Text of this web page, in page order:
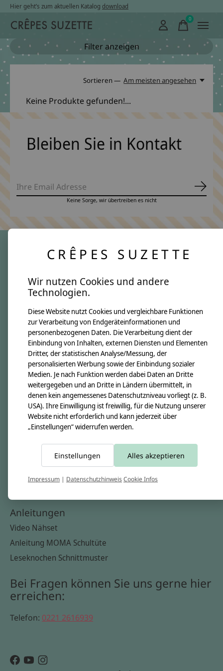
Hier geht’s zum aktuellen Katalog download
0items
Filter anzeigen
Sortieren — Am meisten angesehen
Keine Produkte gefunden!...
Bleiben Sie in Kontakt
Keine Sorge, wir übertreiben es nicht
Über uns
Unsere Creppies
Nähkästchen
Unsere Stoffe
Impressum
Informationen
Kontakt
Versandkosten & Rücksendungen
Zahlungsarten
Widerrufsbelehrung
Anleitungen
Video Nähset
Anleitung MOMA Schultüte
Leseknochen Schnittmuster
Bei Fragen können Sie uns gerne hier
erreichen:
Telefon: 0221 2616939
CRÊPES SUZETTE
Wir nutzen Cookies und andere
Technologien.
Diese Website nutzt Cookies und vergleichbare Funktionen
zur Verarbeitung von Endgeräteinformationen und
personenbezogenen Daten. Die Verarbeitung dient der
Einbindung von Inhalten, externen Diensten und Elementen
Dritter, der statistischen Analyse/Messung, der
personalisierten Werbung sowie der Einbindung sozialer
Medien. Je nach Funktion werden dabei Daten an Dritte
weitergegeben und an Dritte in Ländern übermittelt, in
denen kein angemessenes Datenschutzniveau vorliegt (z. B.
USA). Ihre Einwilligung ist freiwillig, für die Nutzung unserer
Website nicht erforderlich und kann jederzeit über
„Einstellungen“ widerrufen werden.
Einstellungen Alles akzeptieren
Impressum | DatenschutzhinweisCookie Infos